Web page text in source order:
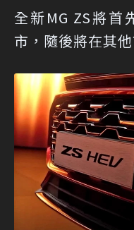
全新MG ZS將首
市，隨後將在其